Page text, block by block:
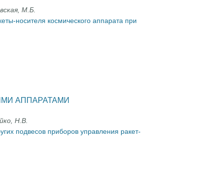
М.Б.
носителя космического аппарата при
АППАРАТАМИ
Н.В.
подвесов приборов управления ракет-